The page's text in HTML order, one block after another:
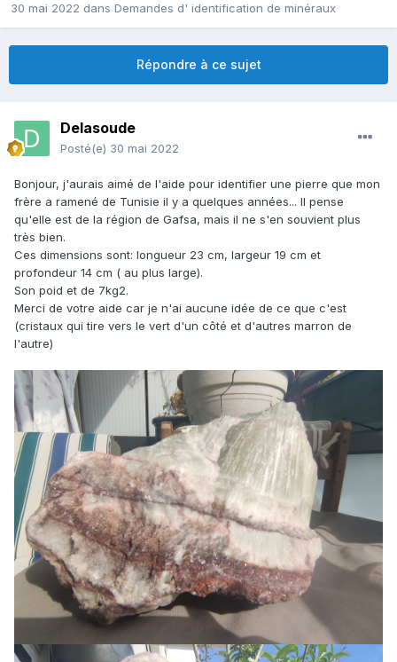
30 mai 2022 dans Demandes d' identification de minéraux
Répondre à ce sujet
Delasoude
Posté(e) 30 mai 2022
Bonjour, j'aurais aimé de l'aide pour identifier une pierre que mon
frère a ramené de Tunisie il y a quelques années... Il pense
qu'elle est de la région de Gafsa, mais il ne s'en souvient plus
très bien.
Ces dimensions sont: longueur 23 cm, largeur 19 cm et
profondeur 14 cm ( au plus large).
Son poid et de 7kg2.
Merci de votre aide car je n'ai aucune idée de ce que c'est
(cristaux qui tire vers le vert d'un côté et d'autres marron de
l'autre)